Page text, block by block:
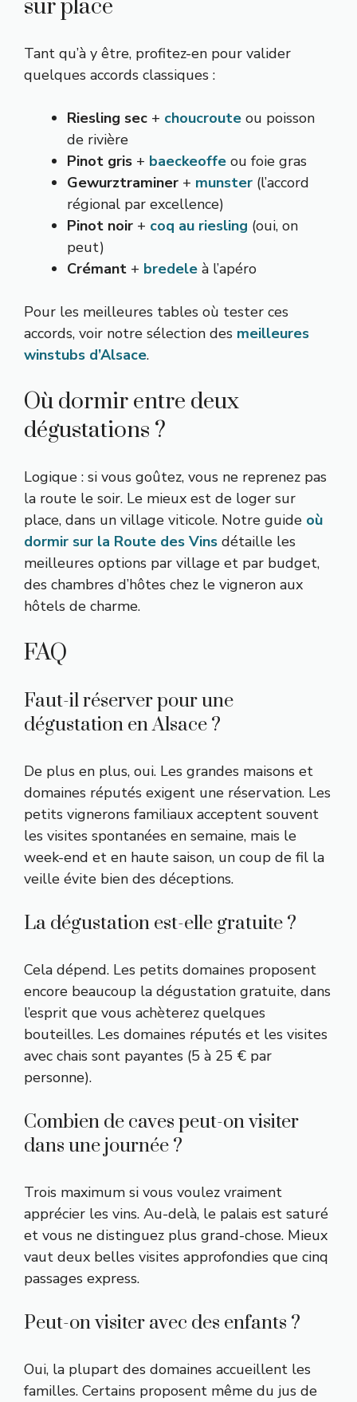
sur place
Tant qu’à y être, profitez-en pour valider
quelques accords classiques :
Riesling sec + choucroute ou poisson
de rivière
Pinot gris + baeckeoffe ou foie gras
Gewurztraminer + munster (l’accord
régional par excellence)
Pinot noir + coq au riesling (oui, on
peut)
Crémant + bredele à l’apéro
Pour les meilleures tables où tester ces
accords, voir notre sélection des meilleures
winstubs d’Alsace.
Où dormir entre deux
dégustations ?
Logique : si vous goûtez, vous ne reprenez pas
la route le soir. Le mieux est de loger sur
place, dans un village viticole. Notre guide où
dormir sur la Route des Vins détaille les
meilleures options par village et par budget,
des chambres d’hôtes chez le vigneron aux
hôtels de charme.
FAQ
Faut-il réserver pour une
dégustation en Alsace ?
De plus en plus, oui. Les grandes maisons et
domaines réputés exigent une réservation. Les
petits vignerons familiaux acceptent souvent
les visites spontanées en semaine, mais le
week-end et en haute saison, un coup de fil la
veille évite bien des déceptions.
La dégustation est-elle gratuite ?
Cela dépend. Les petits domaines proposent
encore beaucoup la dégustation gratuite, dans
l’esprit que vous achèterez quelques
bouteilles. Les domaines réputés et les visites
avec chais sont payantes (5 à 25 € par
personne).
Combien de caves peut-on visiter
dans une journée ?
Trois maximum si vous voulez vraiment
apprécier les vins. Au-delà, le palais est saturé
et vous ne distinguez plus grand-chose. Mieux
vaut deux belles visites approfondies que cinq
passages express.
Peut-on visiter avec des enfants ?
Oui, la plupart des domaines accueillent les
familles. Certains proposent même du jus de